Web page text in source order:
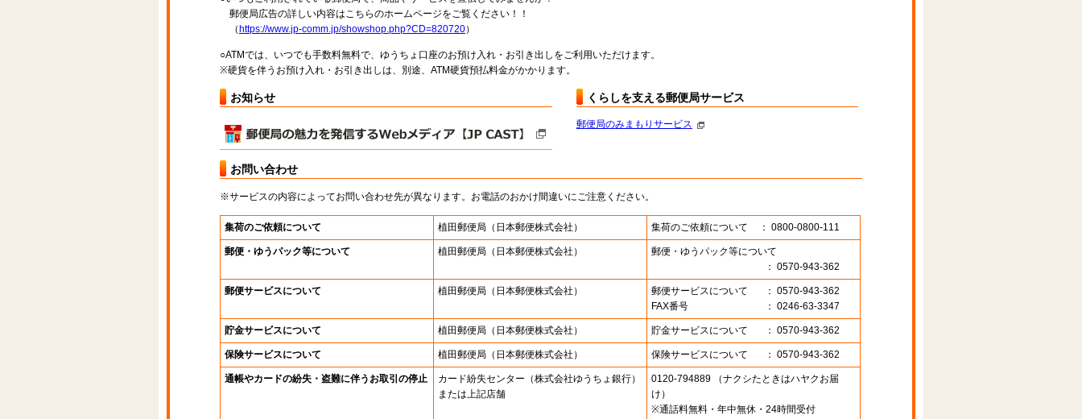
郵便局広告の詳しい内容はこちらのホームページをご覧ください！！
（ https://www.jp-comm.jp/showshop.php?CD=820720）
○ATMでは、いつでも手数料無料で、ゆうちょ口座のお預け入れ・お引き出しをご利用いただけます。
※硬貨を伴うお預け入れ・お引き出しは、別途、ATM硬貨預払料金がかかります。
お知らせ くらしを支える郵便局サービス
郵便局のみまもりサービス
お問い合わせ
※サービスの内容によってお問い合わせ先が異なります。お電話のおかけ間違いにご注意ください。
集荷のご依頼について 植田郵便局 （日本郵便株式会社） 集荷のご依頼について ： 0800-0800-111
郵便・ゆうパック等について 植田郵便局 （日本郵便株式会社）
郵便・ゆうパック等について
： 0570-943-362
郵便サービスについて 植田郵便局 （日本郵便株式会社） 郵便サービスについて
： 0570-943-362
FAX番号
： 0246-63-3347
貯金サービスについて 植田郵便局 （日本郵便株式会社） 貯金サービスについて ： 0570-943-362
保険サービスについて 植田郵便局 （日本郵便株式会社） 保険サービスについて ： 0570-943-362
通帳やカードの紛失・盗難に伴うお取引の停止 カード紛失センター （株式会社ゆうちょ銀行）
または上記店舗
0120-794889 （ナクシたときはハヤクお届
け）
※通話料無料・年中無休・24時間受付